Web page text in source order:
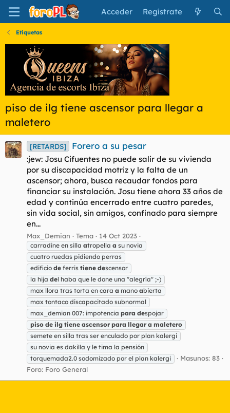
Acceder Regístrate
Etiquetas
piso de ilg tiene ascensor para llegar a
maletero
[RETARDS] Forero a su pesar
:jew: Josu Cifuentes no puede salir de su vivienda
por su discapacidad motriz y la falta de un
ascensor; ahora, busca recaudar fondos para
financiar su instalación. Josu tiene ahora 33 años de
edad y continúa encerrado entre cuatro paredes,
sin vida social, sin amigos, confinado para siempre
en...
Max_Demian Tema 14 Oct 2023
carradine en silla atropella a su novia
cuatro ruedas pidiendo perras
edificio de ferris tiene descensor
la hija del haba que le done una "alegría" ;-)
max llora tras torta en cara a mano abierta
max tontaco discapacitado subnormal
max_demian 007: impotencia para despojar
piso de ilg tiene ascensor para llegar a maletero
semete en silla tras ser enculado por plan kalergi
su novia es dakilla y le tima la pensión
torquemada2.0 sodomizado por el plan kalergi
Masunos: 83
Foro: Foro General